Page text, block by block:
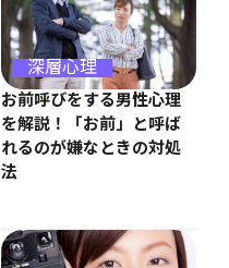
深層心理
お前呼びをする男性心理
を解説！「お前」と呼ば
れるのが嫌なときの対処
法